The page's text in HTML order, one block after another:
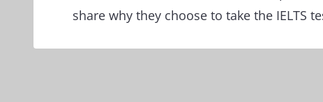
share why they choose to take the IELTS